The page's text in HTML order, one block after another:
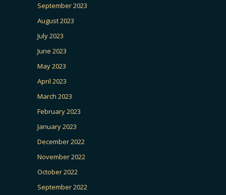
September 2023
August 2023
July 2023
June 2023
May 2023
April 2023
March 2023
February 2023
January 2023
December 2022
November 2022
October 2022
September 2022